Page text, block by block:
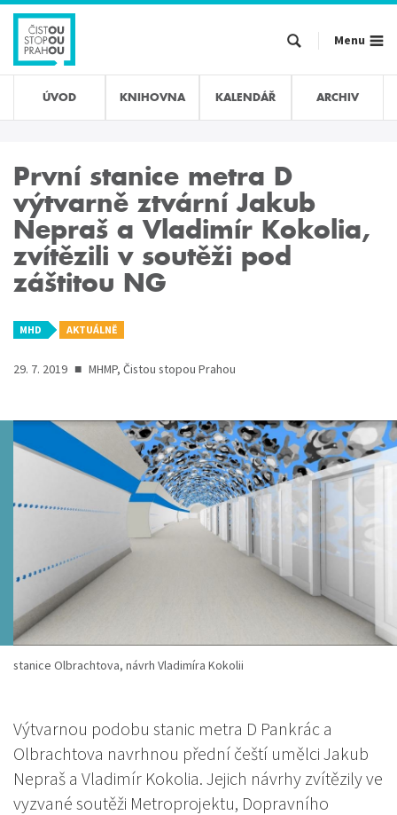
Přejít
hlavnímu
obsahu
Menu
ÚVOD KNIHOVNA KALENDÁŘ ARCHIV
První stanice metra D
výtvarně ztvární Jakub
Nepraš a Vladimír Kokolia,
zvítězili v soutěži pod
záštitou NG
MHD AKTUÁLNĚ
29. 7. 2019 ■ MHMP, Čistou stopou Prahou
stanice Olbrachtova, návrh Vladimíra Kokolii
Výtvarnou podobu stanic metra D Pankrác a
Olbrachtova navrhnou přední čeští umělci Jakub
Nepraš a Vladimír Kokolia. Jejich návrhy zvítězily ve
vyzvané soutěži Metroprojektu, Dopravního